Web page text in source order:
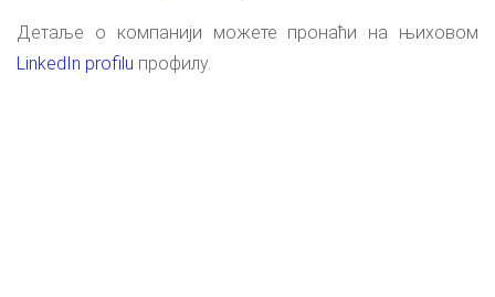
Детаље о компанији можете пронаћи на њиховом
LinkedIn profilu профилу.